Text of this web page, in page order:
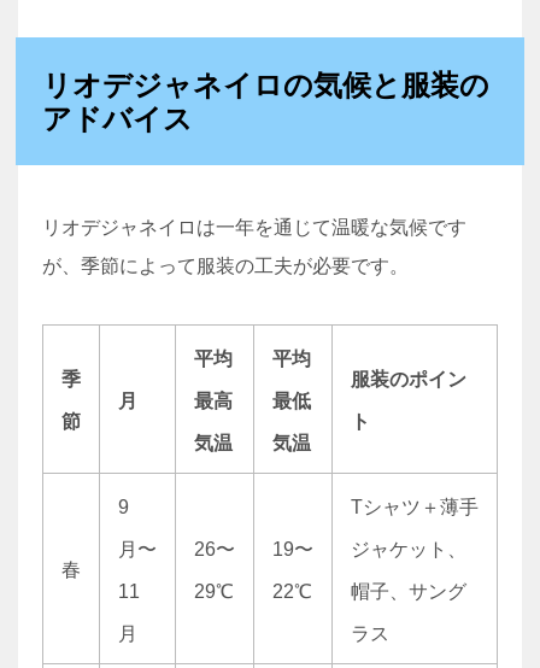
リオデジャネイロの気候と服装の
アドバイス
リオデジャネイロは一年を通じて温暖な気候です
が、季節によって服装の工夫が必要です。
季
節
月
平均
最高
気温
平均
最低
気温
服装のポイン
ト
春
9
月〜
11
月
26〜
29℃
19〜
22℃
Tシャツ＋薄手
ジャケット、
帽子、サング
ラス